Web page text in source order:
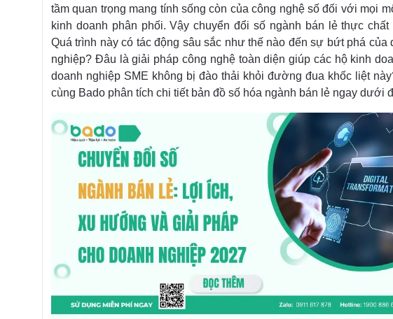
tầm quan trọng mang tính sống còn của công nghệ số đối với mọi
kinh doanh phân phối. Vậy chuyển đổi số ngành bán lẻ thực chất
Quá trình này có tác động sâu sắc như thế nào đến sự bứt phá của
nghiệp? Đâu là giải pháp công nghệ toàn diện giúp các hộ kinh
doanh nghiệp SME không bị đào thải khỏi đường đua khốc liệt
cùng Bado phân tích chi tiết bản đồ số hóa ngành bán lẻ ngay dưới